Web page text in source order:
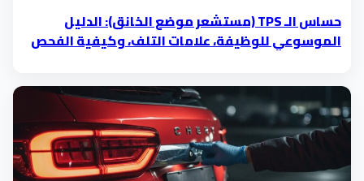
حساس الـ TPS (مستشعر موضع الخانق): الدليل
الموسوعي للوظيفة، علامات التلف، وكيفية الفحص